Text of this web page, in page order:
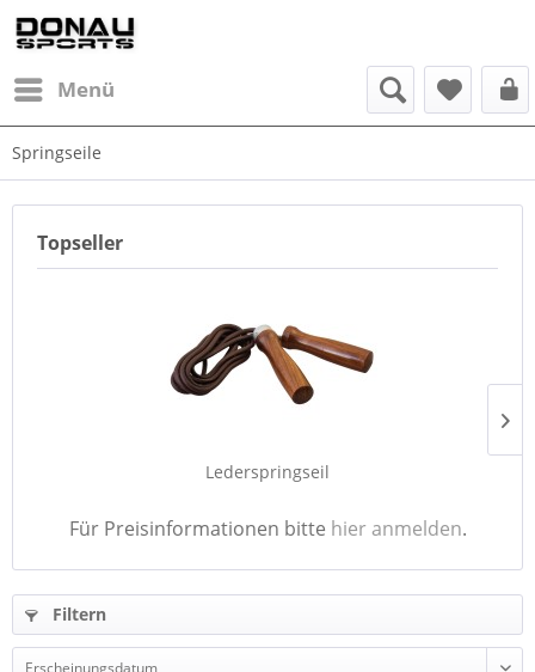
Menü
Springseile
Topseller
Lederspringseil
Für Preisinformationen bitte hier anmelden.
Filtern